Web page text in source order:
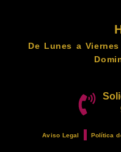
De Lunes a
Aviso Legal Política